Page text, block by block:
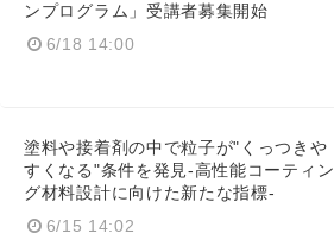
ンプログラム」受講者募集開始
6/18 14:00
塗料や接着剤の中で粒子が"くっつきや
すくなる"条件を発見-高性能コーティン
グ材料設計に向けた新たな指標-
6/15 14:02